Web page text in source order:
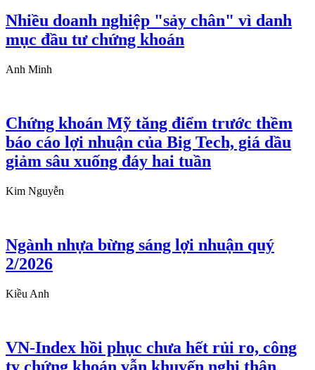
Nhiều doanh nghiệp "sảy chân" vì danh
mục đầu tư chứng khoán
Anh Minh
Chứng khoán Mỹ tăng điểm trước thềm
báo cáo lợi nhuận của Big Tech, giá dầu
giảm sâu xuống đáy hai tuần
Kim Nguyễn
Ngành nhựa bừng sáng lợi nhuận quý
2/2026
Kiều Anh
VN-Index hồi phục chưa hết rủi ro, công
ty chứng khoán vẫn khuyến nghị thận